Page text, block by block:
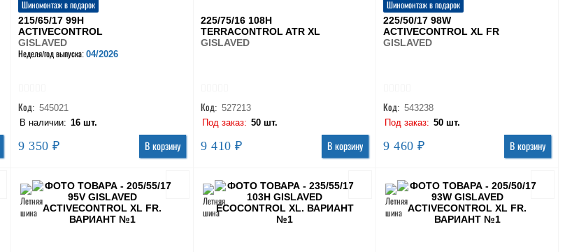
Шиномонтаж в подарок
215/65/17 99H
ACTIVECONTROL
GISLAVED
Неделя/год выпуска:04/2026
Код: 545021
В наличии: 16 шт.
9 350 ₽ В корзину
225/75/16 108H
TERRACONTROL ATR XL
GISLAVED
Код: 527213
Под заказ: 50 шт.
9 410 ₽ В корзину
Шиномонтаж в подарок
225/50/17 98W
ACTIVECONTROL XL FR
GISLAVED
Код: 543238
Под заказ: 50 шт.
9 460 ₽ В корзину